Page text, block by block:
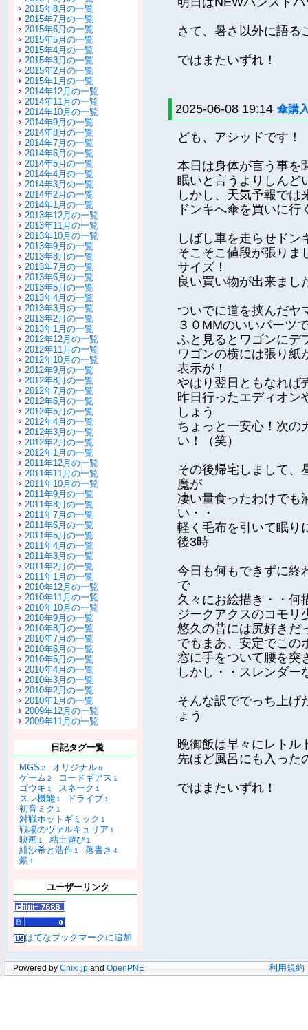
2015年8月の一覧
2015年7月の一覧
2015年6月の一覧
2015年5月の一覧
2015年4月の一覧
2015年3月の一覧
2015年2月の一覧
2015年1月の一覧
2014年12月の一覧
2014年11月の一覧
2014年10月の一覧
2014年9月の一覧
2014年8月の一覧
2014年7月の一覧
2014年6月の一覧
2014年5月の一覧
2014年4月の一覧
2014年3月の一覧
2014年2月の一覧
2014年1月の一覧
2013年12月の一覧
2013年11月の一覧
2013年10月の一覧
2013年9月の一覧
2013年8月の一覧
2013年7月の一覧
2013年6月の一覧
2013年5月の一覧
2013年4月の一覧
2013年3月の一覧
2013年2月の一覧
2013年1月の一覧
2012年12月の一覧
2012年11月の一覧
2012年10月の一覧
2012年9月の一覧
2012年8月の一覧
2012年7月の一覧
2012年6月の一覧
2012年5月の一覧
2012年4月の一覧
2012年3月の一覧
2012年2月の一覧
2012年1月の一覧
2011年12月の一覧
2011年11月の一覧
2011年10月の一覧
2011年9月の一覧
2011年8月の一覧
2011年7月の一覧
2011年6月の一覧
2011年5月の一覧
2011年4月の一覧
2011年3月の一覧
2011年2月の一覧
2011年1月の一覧
2010年12月の一覧
2010年11月の一覧
2010年10月の一覧
2010年9月の一覧
2010年8月の一覧
2010年7月の一覧
2010年6月の一覧
2010年5月の一覧
2010年4月の一覧
2010年3月の一覧
2010年2月の一覧
2010年1月の一覧
2009年12月の一覧
2009年11月の一覧
日記タグ一覧
MGS 2 オリジナル6
ゲーム 2 コードギアス 1
ゴウキ 1 スネーク 1
スレ機能 1 ドライブ 1
初音ミク 1
対戦ホットギミック 1
戦場のヴァルキュリア 1
映画 1 粘土遊び 1
緋沙希と浩作 1 落書き 4
鎖 1
ユーザーリンク
はてなブックマークに追加
さて、暑さ以外に語る
ではまたいずれ！
2025-06-08 19:14 傘購
ども、アシッドです！
本日は身体が言う事を
眠いと言うよりしんど
しかし、天気予報では
ドンキへ傘を買いに行
しばし車を走らせドン
そこそこ値段が張りま
サイズ！
良い買い物が出来まし
ついでに道を挟んだヤ
３０MMのいいパーツ
ふと見るとワゴンにデ
ワゴンの横には張り紙
表示が！
やはり翌日ともなれば
昨日行ったエディオン
しょう
ちょっと一安心！次の
い！（笑）
その後帰宅しまして、
魔が
凄い量食ったわけでも
い・・
軽く毛布を引いて眠り
後3時
今日も何もできずに終
で
久々にお絵描き・・何
ジークアクスのコモリ
悠久の昔には尻好きだ
でもまあ、安定でこの
窓に手をついて腰を突
しかし・・スレンダー
そんな訳ででっち上げ
ょう
晩御飯は早々にレトル
先ほど風呂にも入った
ではまたいずれ！
Powered by Chixi.jp and OpenPNE 利用規約